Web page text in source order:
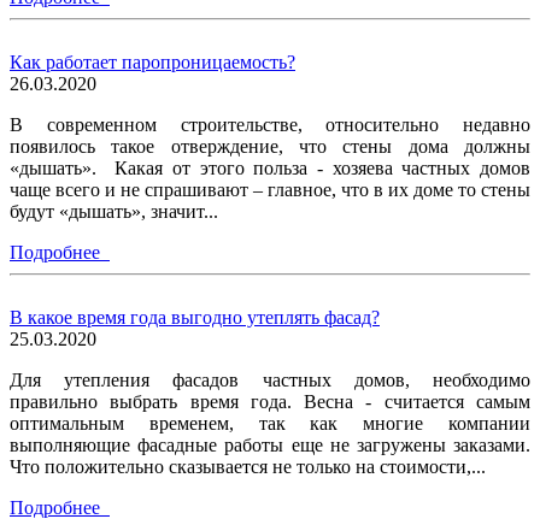
Как работает паропроницаемость?
26.03.2020
В современном строительстве, относительно недавно
появилось такое отверждение, что стены дома должны
«дышать». Какая от этого польза - хозяева частных домов
чаще всего и не спрашивают – главное, что в их доме то стены
будут «дышать», значит...
Подробнее
В какое время года выгодно утеплять фасад?
25.03.2020
Для утепления фасадов частных домов, необходимо
правильно выбрать время года. Весна - считается самым
оптимальным временем, так как многие компании
выполняющие фасадные работы еще не загружены заказами.
Что положительно сказывается не только на стоимости,...
Подробнее